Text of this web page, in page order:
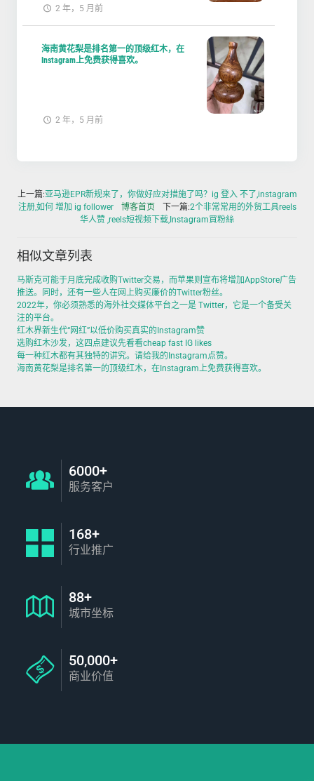
2 年，5 月前
海南黄花梨是排名第一的顶级红木，在
Instagram上免费获得喜欢。
2 年，5 月前
上一篇:亚马逊EPR新规来了，你做好应对措施了吗？ig 登入 不了,instagram
注册,如何 增加 ig follower
博客首页 下一篇:2个非常常用的外贸工具reels
华人赞 ,reels短视频下载,Instagram買粉絲
相似文章列表
马斯克可能于月底完成收购Twitter交易，而苹果则宣布将增加AppStore广告
推送。同时，还有一些人在网上购买廉价的Twitter粉丝。
2022年，你必须熟悉的海外社交媒体平台之一是 Twitter，它是一个备受关
注的平台。
红木界新生代“网红”以低价购买真实的Instagram赞
选购红木沙发，这四点建议先看看cheap fast IG likes
每一种红木都有其独特的讲究。请给我的Instagram点赞。
海南黄花梨是排名第一的顶级红木，在Instagram上免费获得喜欢。
6000+
服务客户
168+
行业推广
88+
城市坐标
50,000+
商业价值